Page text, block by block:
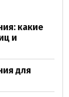
какие
и
для